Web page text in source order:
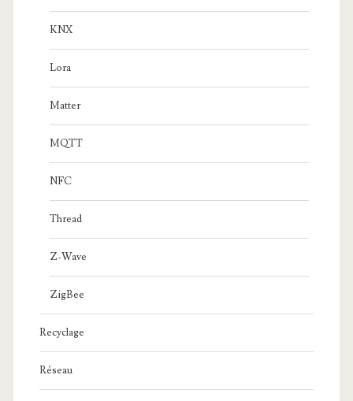
KNX
Lora
Matter
MQTT
NFC
Thread
Z-Wave
ZigBee
Recyclage
Réseau